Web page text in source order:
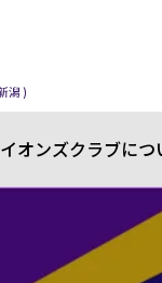
オンズクラブにつ